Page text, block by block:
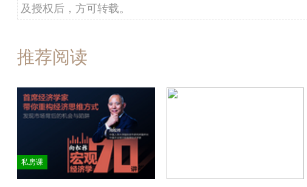
及授权后，方可转载。
推荐阅读
私房课